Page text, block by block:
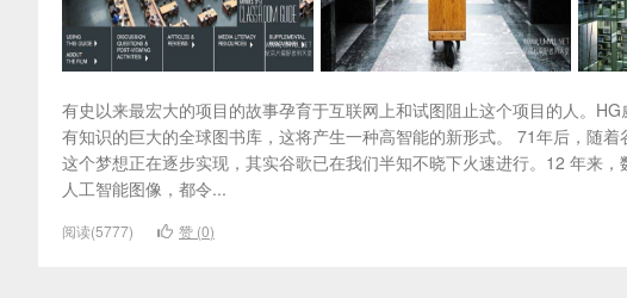
有史以来最宏大的项目的故事孕育于互联网上和试图阻止这个项目的人。
有知识的巨大的全球图书库，这将产生一种高智能的新形式。 71年后，随
这个梦想正在逐步实现，其实谷歌已在我们半知不晓下火速进行。12 年来
人工智能图像，都令...
阅读(5777) 赞 (0)